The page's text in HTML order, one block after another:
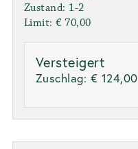
Zustand: 1-2
Limit: € 70,00
Versteigert
Zuschlag: € 124,00